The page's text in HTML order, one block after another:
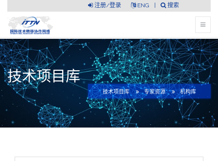
搜索
ENG
注册/登录
技术项目库
技术项目库 专家资源 机构库